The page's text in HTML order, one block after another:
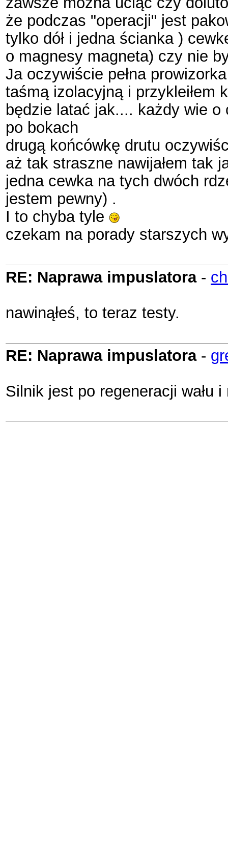
że podczas "operacji" jest
tylko dół i jedna ścianka )
o magnesy magneta) czy nie
Ja oczywiście pełna
taśmą izolacyjną i przykleiłem
będzie latać jak.... każdy wie
po bokach
drugą końcówkę drutu
aż tak straszne nawijałem tak
jedna cewka na tych dwóch
jestem pewny) .
I to chyba tyle
czekam na porady starszych
RE: Naprawa impuslatora-
nawinąłeś, to teraz testy.
RE: Naprawa impuslatora-
Silnik jest po regeneracji wału